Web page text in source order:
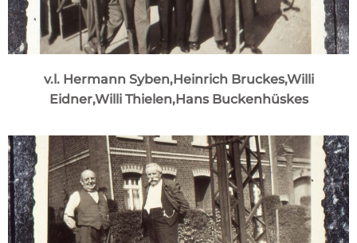
v.l. Hermann Syben,Heinrich Bruckes,Willi
Eidner,Willi Thielen,Hans Buckenhüskes